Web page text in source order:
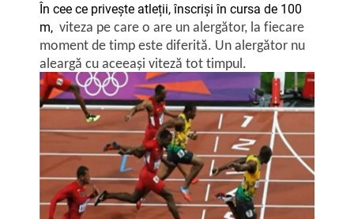
În cee ce privește atleții, înscriși în cursa de 100
m, viteza pe care o are un alergător, la fiecare
moment de timp este diferită. Un alergător nu
aleargă cu aceeași viteză tot timpul.